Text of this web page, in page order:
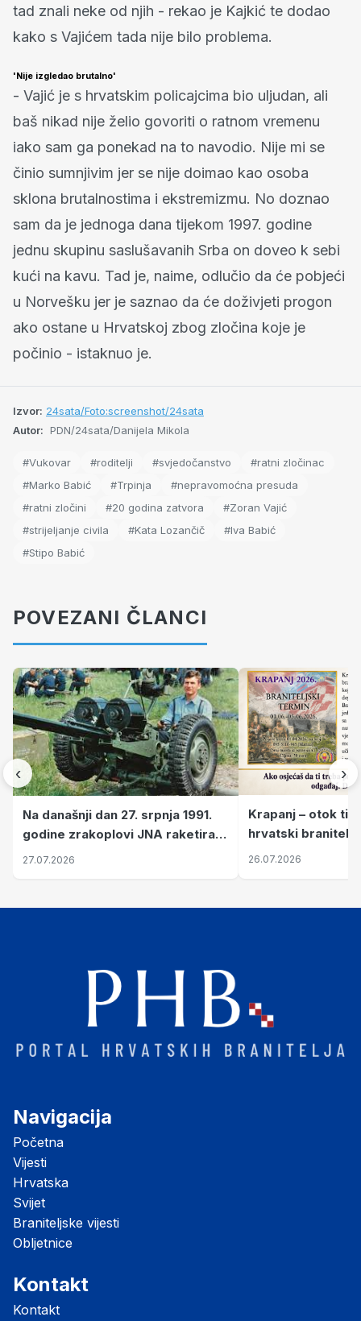
tad znali neke od njih - rekao je Kajkić te dodao
kako s Vajićem tada nije bilo problema.
'Nije izgledao brutalno'
- Vajić je s hrvatskim policajcima bio uljudan, ali
baš nikad nije želio govoriti o ratnom vremenu
iako sam ga ponekad na to navodio. Nije mi se
činio sumnjivim jer se nije doimao kao osoba
sklona brutalnostima i ekstremizmu. No doznao
sam da je jednoga dana tijekom 1997. godine
jednu skupinu saslušavanih Srba on doveo k sebi
kući na kavu. Tad je, naime, odlučio da će pobjeći
u Norvešku jer je saznao da će doživjeti progon
ako ostane u Hrvatskoj zbog zločina koje je
počinio - istaknuo je.
Izvor: 24sata/Foto:screenshot/24sata
Autor: PDN/24sata/Danijela Mikola
#Vukovar #roditelji #svjedočanstvo
#ratni zločinac
#Marko Babić
#Trpinja
#nepravomoćna presuda
#ratni zločini
#20 godina zatvora
#Zoran Vajić
#strijeljanje civila
#Kata Lozančič
#Iva Babić
#Stipo Babić
POVEZANI ČLANCI
‹
Na današnji dan 27. srpnja 1991.
godine zrakoplovi JNA raketirali
su vojarnu i obučni centar "Nikola
27.07.2026
Krapanj – otok
hrvatski branitelji
pronalaze mir
26.07.2026
›
Navigacija
Početna
Vijesti
Hrvatska
Svijet
Braniteljske vijesti
Obljetnice
Kontakt
Kontakt